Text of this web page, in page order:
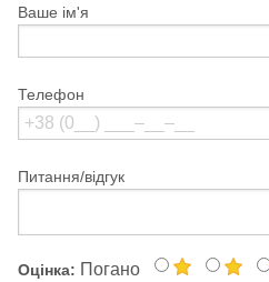
Ваше ім'я
Телефон
Питання/відгук
Оцінка: Погано